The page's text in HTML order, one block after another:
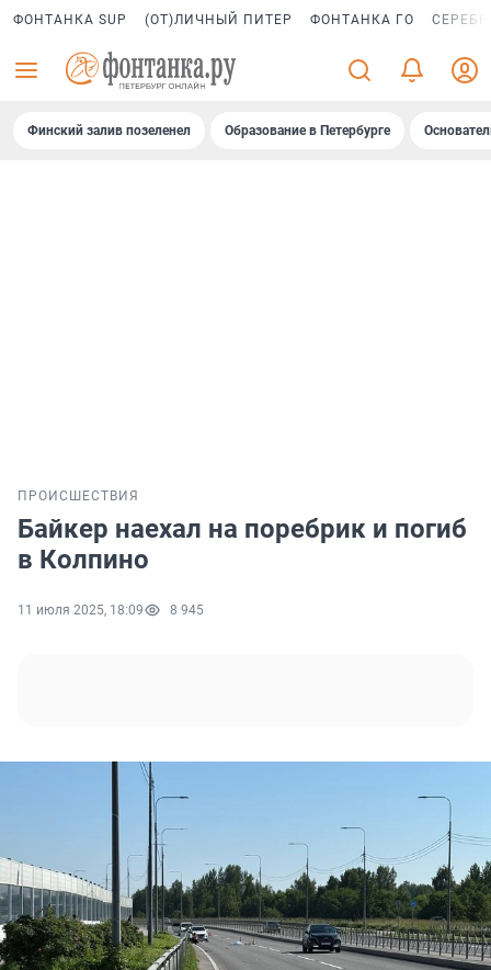
ФОНТАНКА SUP (ОТ)ЛИЧНЫЙ ПИТЕР ФОНТАНКА ГО
Финский залив позеленел Образование в Петербурге
ПРОИСШЕСТВИЯ
Байкер наехал на поребрик и погиб
в Колпино
11 июля 2025, 18:09 8 945